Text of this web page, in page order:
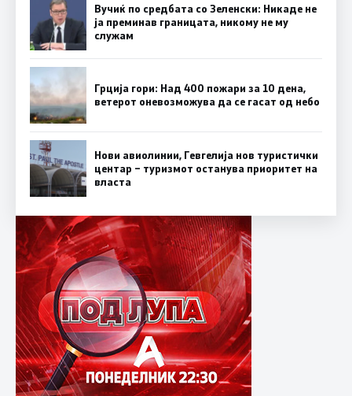
Вучиќ по средбата со Зеленски: Никаде не
ја преминав границата, никому не му
служам
Грција гори: Над 400 пожари за 10 дена,
ветерот оневозможува да се гасат од небо
Нови авиолинии, Гевгелија нов туристички
центар – туризмот останува приоритет на
власта